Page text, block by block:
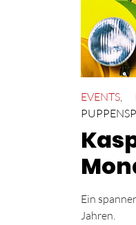
EVENTS,
Ein
Jahren.